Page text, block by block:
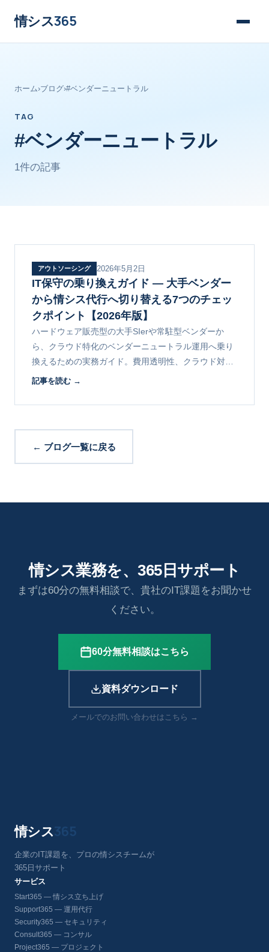
情シス365
ホーム›ブログ›#ベンダーニュートラル
TAG
#ベンダーニュートラル
1件の記事
アウトソーシング 2026年5月2日
IT保守の乗り換えガイド ― 大手ベンダー
から情シス代行へ切り替える7つのチェッ
クポイント【2026年版】
ハードウェア販売型の大手SIerや常駐型ベンダーか
ら、クラウド特化のベンダーニュートラル運用へ乗り
換えるための実務ガイド。費用透明性、クラウド対
応、セキュリティ、CIO機能の観点で7つの判断軸と移
記事を読む →
← ブログ一覧に戻る
情シス業務を、365日サポート
まずは60分の無料相談で、貴社のIT課題をお聞かせ
ください。
60分無料相談はこちら
資料ダウンロード
メールでのお問い合わせはこちら →
情シス365
企業のIT課題を、プロの情シスチームが
365日サポート
サービス
Start365 — 情シス立ち上げ
Support365 — 運用代行
Security365 — セキュリティ
Consult365 — コンサル
Project365 — プロジェクト